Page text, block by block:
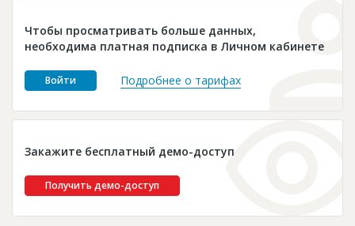
Платные услуги
Пресс-релизы
Чтобы просматривать больше данных,
необходима платная подписка в Личном кабинете
Войти Подробнее о тарифах
Закажите бесплатный демо-доступ
Получить демо-доступ